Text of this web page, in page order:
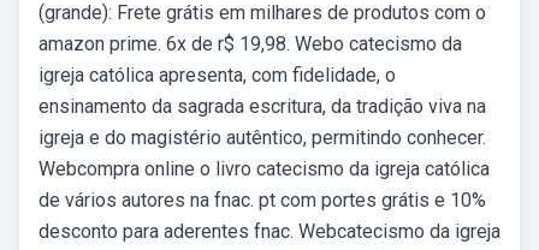
(grande): Frete grátis em milhares de produtos com o
amazon prime. 6x de r$ 19,98. Webo catecismo da
igreja católica apresenta, com fidelidade, o
ensinamento da sagrada escritura, da tradição viva na
igreja e do magistério autêntico, permitindo conhecer.
Webcompra online o livro catecismo da igreja católica
de vários autores na fnac. pt com portes grátis e 10%
desconto para aderentes fnac. Webcatecismo da igreja